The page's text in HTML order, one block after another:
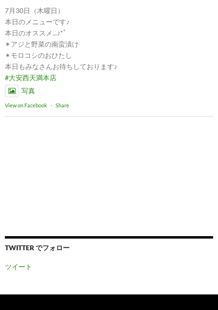
7月30日（木曜日）
本日のメニューです♪
本日のオススメ...♪*ﾟ
✴︎アジと野菜の南蛮漬け
✴︎モロコシのおひたし
本日もみなさんお待ちしております♪
#大安西天満本店
写真
View on Facebook · Share
TWITTER でフォロー
ツイート